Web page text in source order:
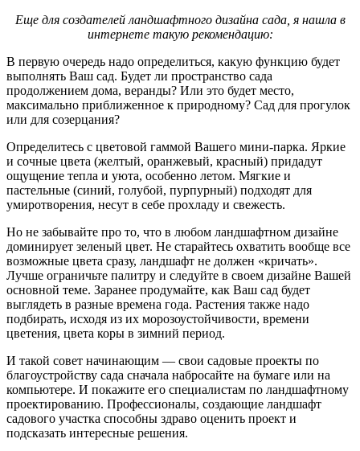
Еще для создателей ландшафтного дизайна сада, я нашла в
интернете такую рекомендацию:
В первую очередь надо определиться, какую функцию будет
выполнять Ваш сад. Будет ли пространство сада
продолжением дома, веранды? Или это будет место,
максимально приближенное к природному? Сад для прогулок
или для созерцания?
Определитесь с цветовой гаммой Вашего мини-парка. Яркие
и сочные цвета (желтый, оранжевый, красный) придадут
ощущение тепла и уюта, особенно летом. Мягкие и
пастельные (синий, голубой, пурпурный) подходят для
умиротворения, несут в себе прохладу и свежесть.
Но не забывайте про то, что в любом ландшафтном дизайне
доминирует зеленый цвет. Не старайтесь охватить вообще все
возможные цвета сразу, ландшафт не должен «кричать».
Лучше ограничьте палитру и следуйте в своем дизайне Вашей
основной теме. Заранее продумайте, как Ваш сад будет
выглядеть в разные времена года. Растения также надо
подбирать, исходя из их морозоустойчивости, времени
цветения, цвета коры в зимний период.
И такой совет начинающим — свои садовые проекты по
благоустройству сада сначала набросайте на бумаге или на
компьютере. И покажите его специалистам по ландшафтному
проектированию. Профессионалы, создающие ландшафт
садового участка способны здраво оценить проект и
подсказать интересные решения.